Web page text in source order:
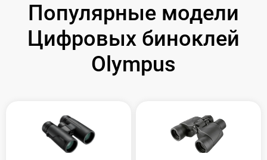
Популярные модели
Цифровых биноклей
Olympus